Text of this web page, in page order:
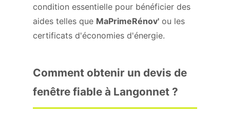
condition essentielle pour bénéficier des
aides telles que MaPrimeRénov' ou les
certificats d'économies d'énergie.
Comment obtenir un devis de
fenêtre fiable à Langonnet ?